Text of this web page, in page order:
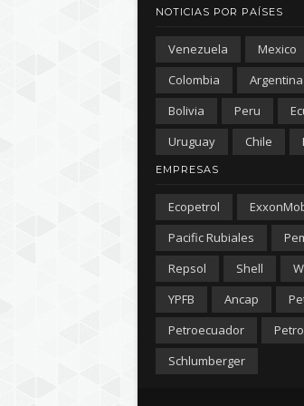
NOTICIAS POR PAÍSES
Venezuela Mexico
Colombia
Argentina
Bolivia
Peru
Uruguay
Chile
EMPRESAS
Ecopetrol
Pacific Rubiales
Repsol
Shell
YPFB
Ancap
Petroecuador
Schlumberger